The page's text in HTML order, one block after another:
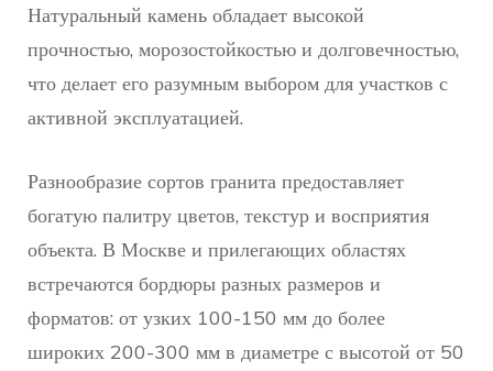
Натуральный камень обладает высокой
прочностью, морозостойкостью и долговечностью,
что делает его разумным выбором для участков с
активной эксплуатацией.
Разнообразие сортов гранита предоставляет
богатую палитру цветов, текстур и восприятия
объекта. В Москве и прилегающих областях
встречаются бордюры разных размеров и
форматов: от узких 100-150 мм до более
широких 200-300 мм в диаметре с высотой от 50